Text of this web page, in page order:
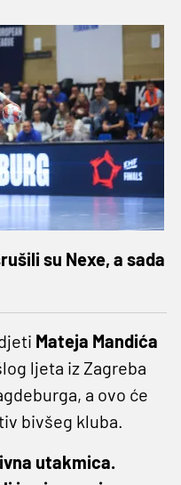
su Nexe, a sada
Mateja Mandića
ljeta iz Zagreba
a ovo će
bivšeg kluba.
utakmica.